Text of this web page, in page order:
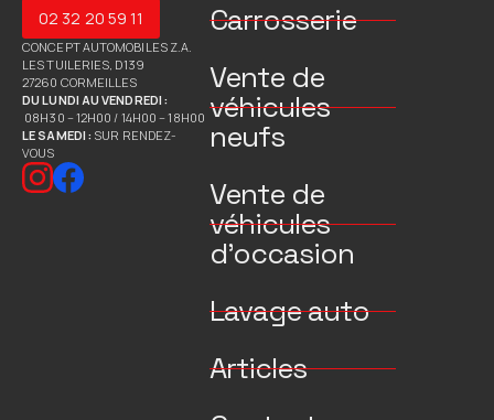
02 32 20 59 11
CONCEPT AUTOMOBILES Z.A.
LES TUILERIES, D139
27260 CORMEILLES
DU LUNDI AU VENDREDI :
08H30 – 12H00 / 14H00 – 18H00
LE SAMEDI : SUR RENDEZ-
VOUS
Carrosserie
Vente de
véhicules
neufs
Vente de
véhicules
d’occasion
Lavage auto
Articles